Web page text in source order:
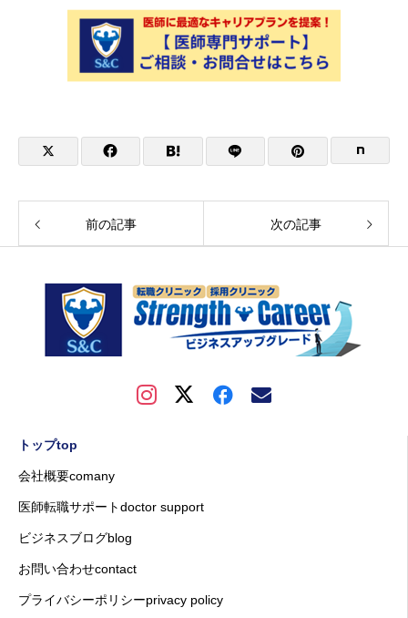
前の記事 次の記事
トップtop
会社概要comany
医師転職サポートdoctor support
ビジネスブログblog
お問い合わせcontact
プライバシーポリシーprivacy policy